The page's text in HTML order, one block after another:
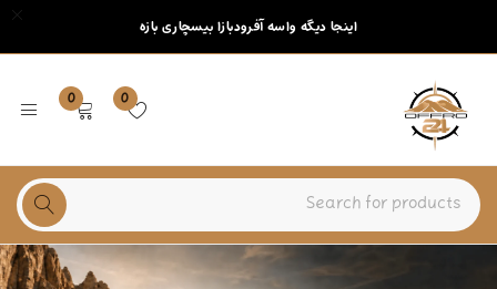
اینجا دیگه واسه آفرودبازا بیسچاری بازه
0
0